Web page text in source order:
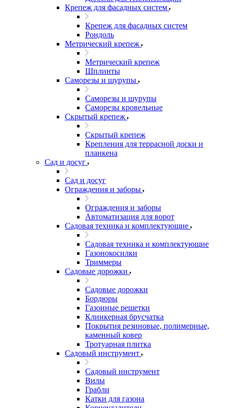
Крепеж для фасадных систем
Крепеж для фасадных систем
Рондоль
Метрический крепеж
Метрический крепеж
Шплинты
Саморезы и шурупы
Саморезы и шурупы
Саморезы кровельные
Скрытый крепеж
Скрытый крепеж
Крепления для террасной доски и
планкена
Сад и досуг
Сад и досуг
Ограждения и заборы
Ограждения и заборы
Автоматизация для ворот
Садовая техника и комплектующие
Садовая техника и комплектующие
Газонокосилки
Триммеры
Садовые дорожки
Садовые дорожки
Бордюры
Газонные решетки
Клинкерная брусчатка
Покрытия резиновые, полимерные,
каменный ковер
Тротуарная плитка
Садовый инструмент
Садовый инструмент
Вилы
Грабли
Катки для газона